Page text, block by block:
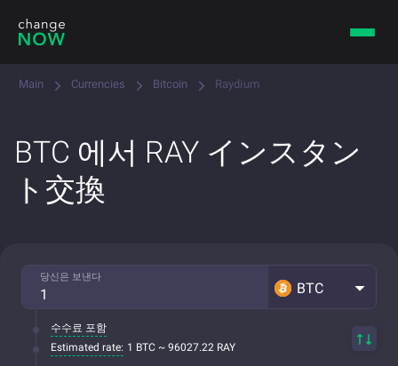
Main Currencies Bitcoin Raydium
BTC 에서 RAY インスタン
ト交換
당신은 보낸다
BTC
수수료 포함
Estimated rate: 1 BTC ~ 96027.22 RAY